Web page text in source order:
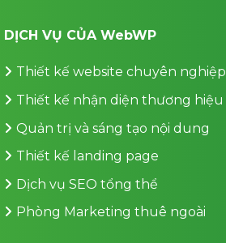
DỊCH VỤ CỦA WebWP
Thiết kế website chuyên nghiệp
Thiết kế nhận diện thương hiệu
Quản trị và sáng tạo nội dung
Thiết kế landing page
Dịch vụ SEO tổng thể
Phòng Marketing thuê ngoài